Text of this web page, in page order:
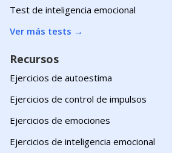
Test de inteligencia emocional
Ver más tests →
Recursos
Ejercicios de autoestima
Ejercicios de control de impulsos
Ejercicios de emociones
Ejercicios de inteligencia emocional